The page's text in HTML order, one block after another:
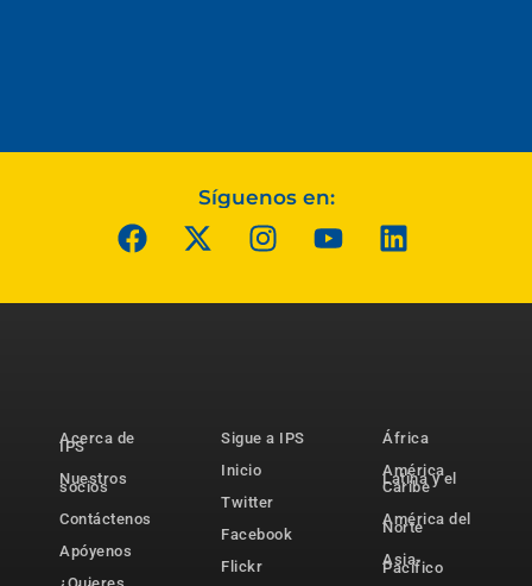
Síguenos en:
Acerca de
IPS
Nuestros
socios
Contáctenos
Apóyenos
Sigue a IPS
Inicio
Twitter
Facebook
Flickr
África
América
Latina y el
Caribe
América del
Norte
Asia-
Pacífico